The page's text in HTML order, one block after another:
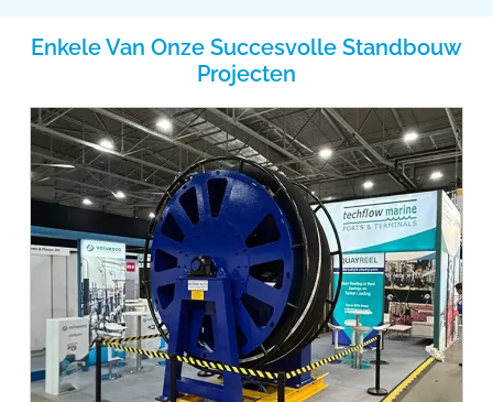
Enkele Van Onze Succesvolle Standbouw
Projecten